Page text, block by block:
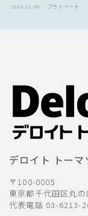
2018.12.09 プライベート
デロイト トー
〒100-0005
東京都千代田区丸
代表電話 03-6213-